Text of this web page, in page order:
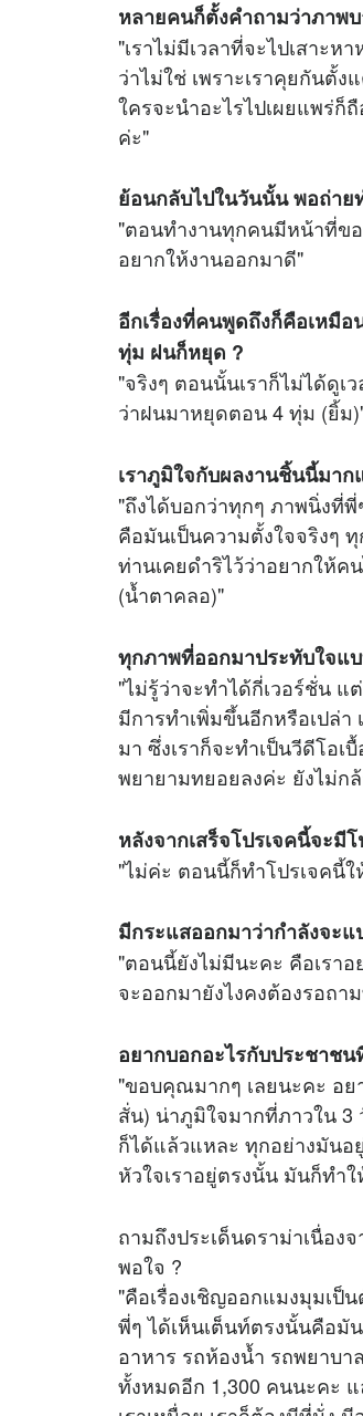
หลายคนก็ตั้งคำถามว่าภาพ
"เราไม่มีเวลาที่จะไปเสาะ
ว่าไม่ใช่ เพราะเราคุยกันตั้
ใครจะนำอะไรไปเผยแพร่
ค่ะ"
ย้อนกลับไปในวันนั้น พอถ่าย
"ตอนทำงานทุกคนมีหน้าที่ขอ
อยากให้งานออกมาดี"
อีกเรื่องที่คนพูดถึงก็คือเหมื
ทุ่ม ฝนก็หยุด ?
"จริงๆ ตอนนั้นเราก็ไม่ได้ดู
ว่าฝนมาหยุดตอน 4 ทุ่ม (ยิ้ม
เราภูมิใจกับผลงานชิ้นนี้มา
"ถึงได้บอกว่าทุกๆ ภาพนิ่งที่
คือมันเป็นความตั้งใจจริงๆ
ท่านเคยดำริไว้ว่าอยากให้
(น้ำตาคลอ)"
ทุกภาพที่ออกมาประทับใจแ
"ไม่รู้ว่าจะทำได้กี่เวอร์ชั่น แ
มีการทำเพิ่มขึ้นอีกหรือเปล่า
มา ซึ่งเราก็จะทำเป็นวีดีโอ
พยายามทยอยลงค่ะ ยังไม่ก
หลังจากเสร็จโปรเจคนี้จะมี
"ไม่ค่ะ ตอนนี้ก็ทำโปรเจคนี้
มีกระแสออกมาว่ากำลังจะแ
"ตอนนี้ยังไม่มีนะคะ คือเรา
จะออกมายังไงคงต้องรอถา
อยากบอกอะไรกับประชาช
"ขอบคุณมากๆ เลยนะคะ อย
สั่น) น่าภูมิใจมากที่ภาวใน 3
ก็ได้แล้วแหละ ทุกอย่างมันอ
หัวใจเราอยู่ตรงนั้น มันก็ทำ
ถามถึงประเด็นดราม่าเนื่อ
พอใจ ?
"คือเรื่องเชิญออกแมงมุมเป็
พี่ๆ ได้เห็นเต็นท์ตรงนั้นคือมั
อาหาร รถห้องน้ำ รถพยาบ
ทั้งหมดอีก 1,300 คนนะคะ